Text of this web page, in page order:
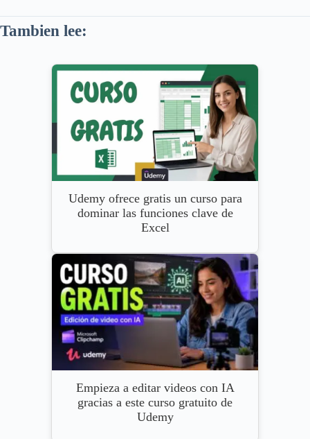
Tambien lee:
Udemy ofrece gratis un curso para
dominar las funciones clave de
Excel
Empieza a editar videos con IA
gracias a este curso gratuito de
Udemy